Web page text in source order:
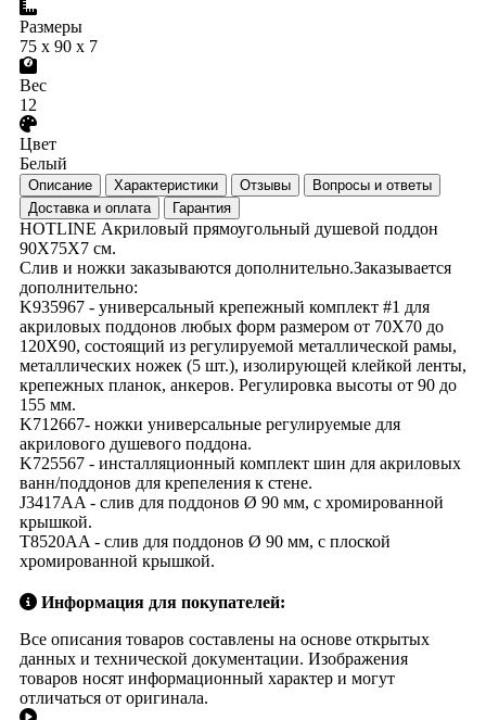
Размеры
75 x 90 x 7
Вес
12
Цвет
Белый
Описание Характеристики Отзывы
Вопросы и ответы
Доставка и оплата
Гарантия
HOTLINE Акриловый прямоугольный душевой поддон
90X75X7 см.
Слив и ножки заказываются дополнительно.Заказывается
дополнительно:
K935967 - универсальный крепежный комплект #1 для
акриловых поддонов любых форм размером от 70X70 до
120X90, состоящий из регулируемой металлической рамы,
металлических ножек (5 шт.), изолирующей клейкой ленты,
крепежных планок, анкеров. Регулировка высоты от 90 до
155 мм.
K712667- ножки универсальные регулируемые для
акрилового душевого поддона.
K725567 - инсталляционный комплект шин для акриловых
ванн/поддонов для крепеления к стене.
J3417AA - слив для поддонов Ø 90 мм, с хромированной
крышкой.
T8520AA - слив для поддонов Ø 90 мм, с плоской
хромированной крышкой.
Информация для покупателей:
Все описания товаров составлены на основе открытых
данных и технической документации. Изображения
товаров носят информационный характер и могут
отличаться от оригинала.